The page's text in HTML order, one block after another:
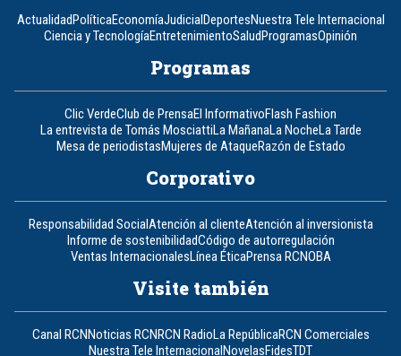
ActualidadPolíticaEconomíaJudicialDeportesNuestra Tele Internacional
Ciencia y TecnologíaEntretenimientoSaludProgramasOpinión
Programas
Clic VerdeClub de PrensaEl InformativoFlash Fashion
La entrevista de Tomás MosciattiLa MañanaLa NocheLa Tarde
Mesa de periodistasMujeres de AtaqueRazón de Estado
Corporativo
Responsabilidad SocialAtención al clienteAtención al inversionista
Informe de sostenibilidadCódigo de autorregulación
Ventas InternacionalesLínea ÉticaPrensa RCNOBA
Visite también
Canal RCNNoticias RCNRCN RadioLa RepúblicaRCN Comerciales
Nuestra Tele InternacionalNovelasFidesTDT